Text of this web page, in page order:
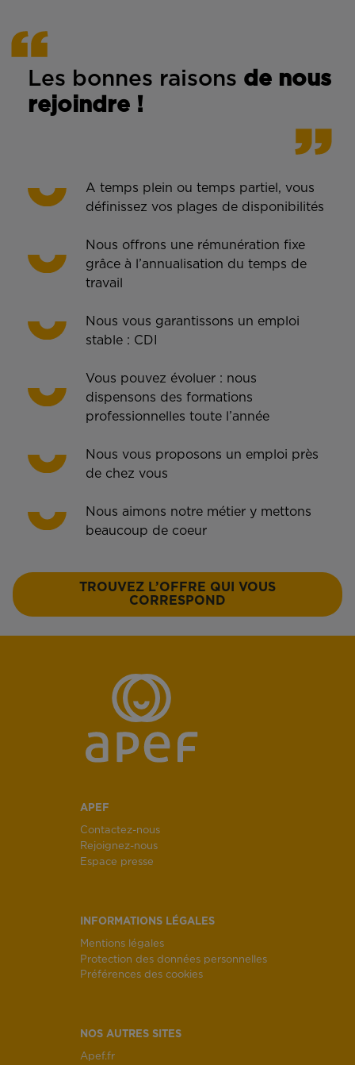
Les bonnes raisons de nous
rejoindre !
A temps plein ou temps partiel, vous
définissez vos plages de disponibilités
Nous offrons une rémunération fixe
grâce à l’annualisation du temps de
travail
Nous vous garantissons un emploi
stable : CDI
Vous pouvez évoluer : nous
dispensons des formations
professionnelles toute l’année
Nous vous proposons un emploi près
de chez vous
Nous aimons notre métier y mettons
beaucoup de coeur
TROUVEZ L’OFFRE QUI VOUS
CORRESPOND
APEF
Contactez-nous
Rejoignez-nous
Espace presse
INFORMATIONS LÉGALES
Mentions légales
Protection des données personnelles
Préférences des cookies
NOS AUTRES SITES
Apef.fr